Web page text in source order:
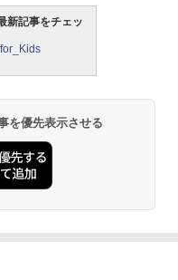
新記事をチェッ
を優先表示させる